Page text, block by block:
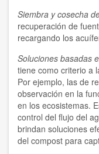
Siembra y cosecha
recuperación de
recargando los
Soluciones basadas
tiene como criterio a
Por ejemplo, las de
observación en la
en los ecosistemas.
control del flujo del
brindan soluciones
del compost para